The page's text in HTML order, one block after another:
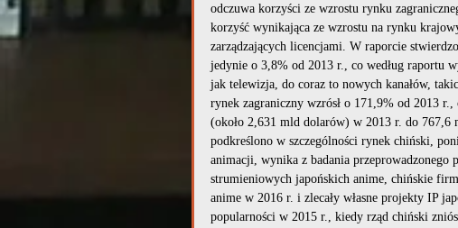
odczuwa korzyści ze wzrostu rynku
korzyść wynikająca ze wzrostu na rynku
zarządzających licencjami. W raporcie
jedynie o 3,8% od 2013 r., co według raportu
jak telewizja, do coraz to nowych kanałów,
rynek zagraniczny wzrósł o 171,9% od 2013
(około 2,631 mld dolarów) w 2013 r. do
podkreślono w szczególności rynek chiński,
animacji, wynika z badania
strumieniowych japońskich anime, chińskie
anime w 2016 r. i zlecały własne projekty IP
popularności w 2015 r., kiedy rząd chiński